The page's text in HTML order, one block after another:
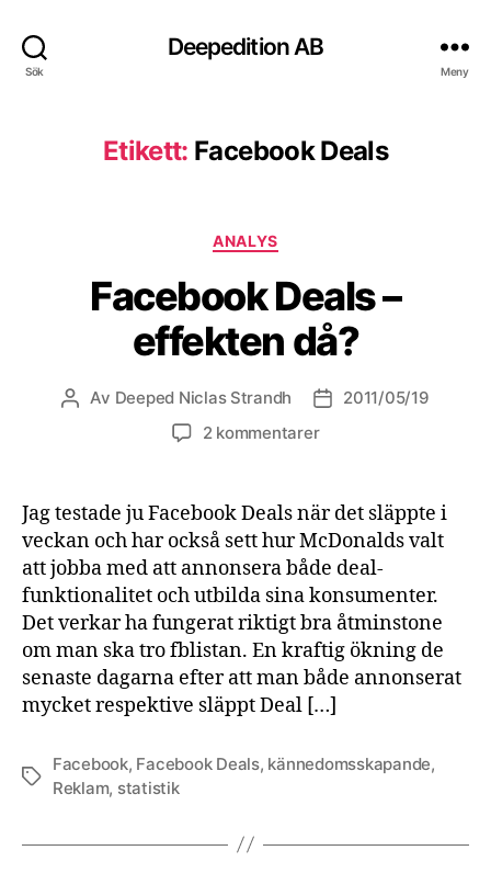
Sök
Deepedition AB
Meny
Etikett: Facebook Deals
Kategorier
ANALYS
Facebook Deals –
effekten då?
Inläggsförfattare
Av Deeped Niclas Strandh Inläggsdatum
2011/05/19
2 kommentarer
Jag testade ju Facebook Deals när det släppte i
veckan och har också sett hur McDonalds valt
att jobba med att annonsera både deal-
funktionalitet och utbilda sina konsumenter.
Det verkar ha fungerat riktigt bra åtminstone
om man ska tro fblistan. En kraftig ökning de
senaste dagarna efter att man både annonserat
mycket respektive släppt Deal […]
Etiketter
Facebook, Facebook Deals, kännedomsskapande,
Reklam, statistik